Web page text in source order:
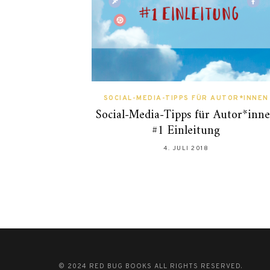
SOCIAL-MEDIA-TIPPS FÜR AUTOR*INNEN
Social-Media-Tipps für
#1 Einleitung
4. JULI 2018
© 2024 RED BUG BOOKS ALL RIGHTS RESERVED.